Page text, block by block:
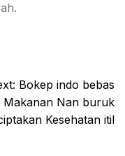
Bokep indo bebas
Makanan Nan buruk
Kesehatan itil